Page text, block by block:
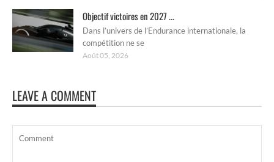
Objectif victoires en 2027 ...
Dans l’univers de l’Endurance internationale, la
compétition ne se
Août 05, 2026
LEAVE A COMMENT